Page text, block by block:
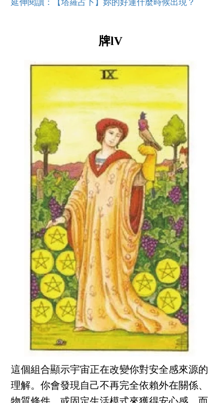
延伸閱讀：【塔羅占卜】妳的好運什麼時候出現？
牌lV
這個組合顯示宇宙正在改變你對安全感來源的
理解。你會發現自己不再完全依賴外在關係、